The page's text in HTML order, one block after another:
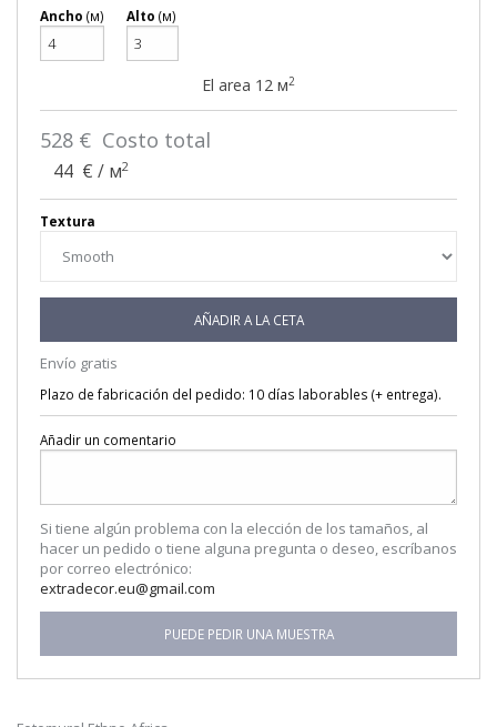
Ancho (м) Alto (м)
El area 12 м2
528 € Costo total
44 € / м2
Textura
AÑADIR A LA CETA
Envío gratis
Plazo de fabricación del pedido: 10 días laborables (+ entrega).
Añadir un comentario
Si tiene algún problema con la elección de los tamaños, al
hacer un pedido o tiene alguna pregunta o deseo, escríbanos
por correo electrónico:
extradecor.eu@gmail.com
PUEDE PEDIR UNA MUESTRA